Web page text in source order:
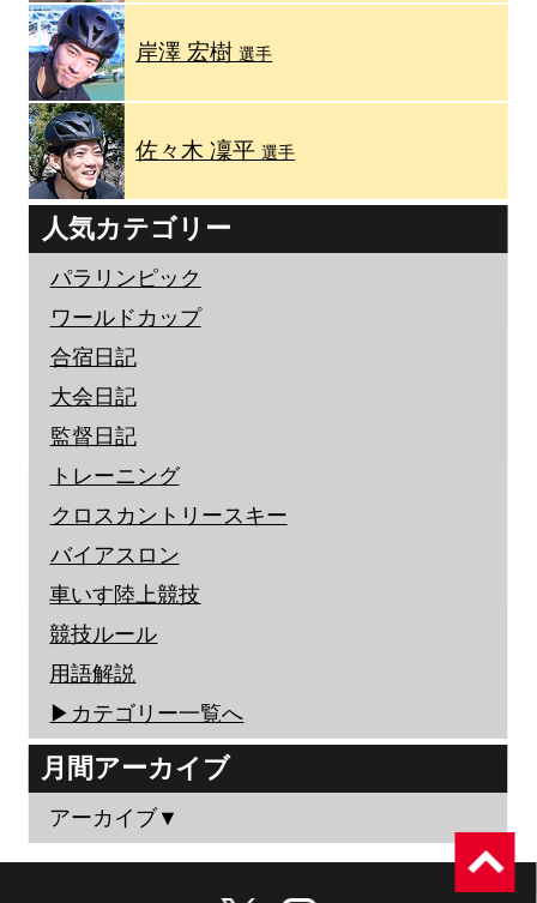
岸澤 宏樹選手
佐々木 凜平選手
人気カテゴリー
パラリンピック
ワールドカップ
合宿日記
大会日記
監督日記
トレーニング
クロスカントリースキー
バイアスロン
車いす陸上競技
競技ルール
用語解説
▶︎カテゴリー一覧へ
月間アーカイブ
アーカイブ▼